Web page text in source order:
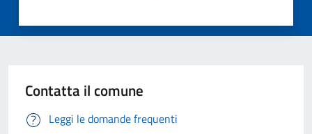
Contatta il comune
Leggi le domande frequenti